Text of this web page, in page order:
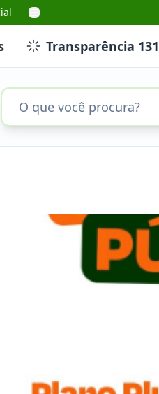
Transparência 131